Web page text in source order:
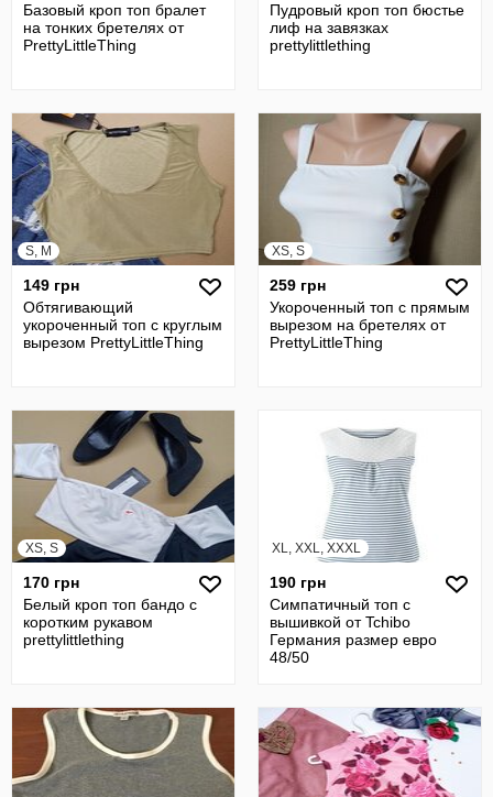
Базовый кроп топ бралет
на тонких бретелях от
PrettyLittleThing
Пудровый кроп топ бюстье
лиф на завязках
prettylittlething
S, M
149 грн
Обтягивающий
укороченный топ с круглым
вырезом PrettyLittleThing
XS, S
259 грн
Укороченный топ с прямым
вырезом на бретелях от
PrettyLittleThing
XS, S
170 грн
Белый кроп топ бандо с
коротким рукавом
prettylittlething
XL, XXL, XXXL
190 грн
Симпатичный топ с
вышивкой от Tchibo
Германия размер евро
48/50